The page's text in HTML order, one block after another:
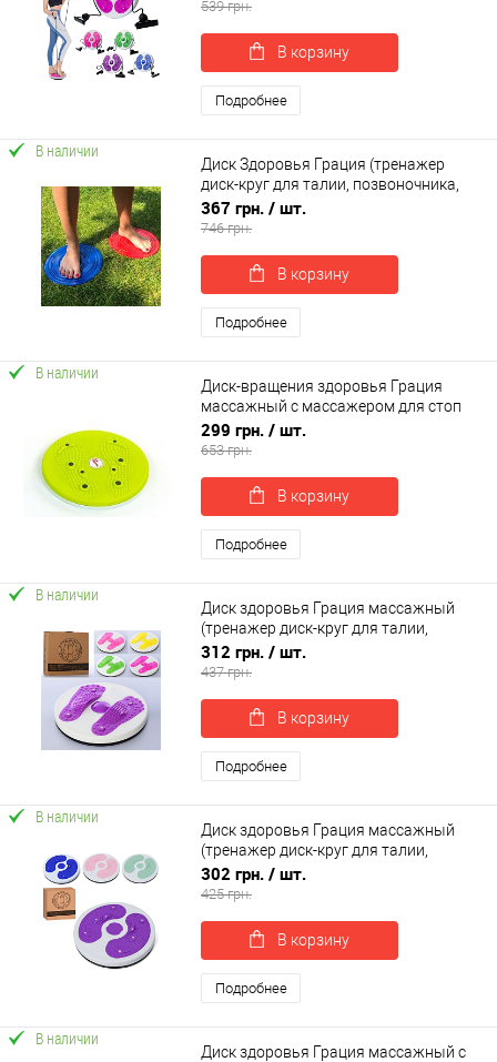
539 грн.
В корзину
Подробнее
В наличии
Диск Здоровья Грация (тренажер
диск-круг для талии, позвоночника,
пресса) металлический OSPORT (FI-
0107)
367 грн. / шт.
746 грн.
В корзину
Подробнее
В наличии
Диск-вращения здоровья Грация
массажный с массажером для стоп
OSPORT (MS 2479)
299 грн. / шт.
653 грн.
В корзину
Подробнее
В наличии
Диск здоровья Грация массажный
(тренажер диск-круг для талии,
позвоночника, пресса) OSPORT (MS
2479-1)
312 грн. / шт.
437 грн.
В корзину
Подробнее
В наличии
Диск здоровья Грация массажный
(тренажер диск-круг для талии,
позвоночника, пресса) OSPORT (MS
4976)
302 грн. / шт.
425 грн.
В корзину
Подробнее
В наличии
Диск здоровья Грация массажный с